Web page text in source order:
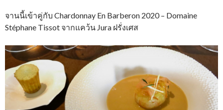
จานนี้เข้าคู่กับ Chardonnay En Barberon 2020 – Domaine
Stéphane Tissot จากแคว้น Jura ฝรั่งเศส